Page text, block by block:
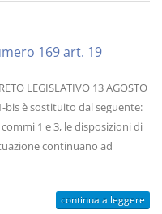
169 art. 19
LEGISLATIVO 13 AGOSTO
bis è sostituito dal seguente:
1 e 3, le disposizioni di
continuano ad
continua a leggere